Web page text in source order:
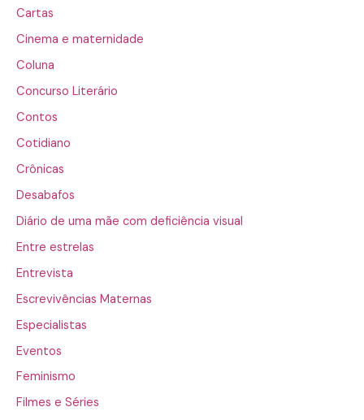
Cartas
Cinema e maternidade
Coluna
Concurso Literário
Contos
Cotidiano
Crônicas
Desabafos
Diário de uma mãe com deficiência visual
Entre estrelas
Entrevista
Escrevivências Maternas
Especialistas
Eventos
Feminismo
Filmes e Séries